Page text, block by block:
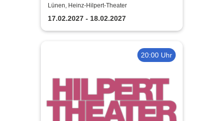
Hilpert-Theater
Lünen, Heinz-Hilpert-Theater
17.02.2027 - 18.02.2027
20:00 Uhr